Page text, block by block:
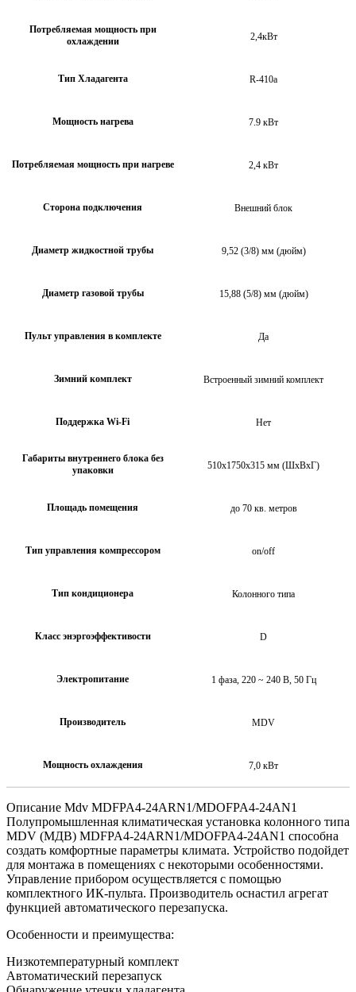
Потребляемая мощность при
охлаждении
2,4кВт
Тип Хладагента R-410a
Мощность нагрева 7.9 кВт
Потребляемая мощность при нагреве 2,4 кВт
Сторона подключения Внешний блок
Диаметр жидкостной трубы 9,52 (3/8) мм (дюйм)
Диаметр газовой трубы 15,88 (5/8) мм (дюйм)
Пульт управления в комплекте Да
Зимний комплект Встроенный зимний комплект
Поддержка Wi-Fi Нет
Габариты внутреннего блока без
упаковки
510х1750х315 мм (ШхВхГ)
Площадь помещения до 70 кв. метров
Тип управления компрессором on/off
Тип кондиционера Колонного типа
Класс энэргоэффективости D
Электропитание 1 фаза, 220 ~ 240 В, 50 Гц
Производитель MDV
Мощность охлаждения 7,0 кВт
Описание Mdv MDFPA4-24ARN1/MDOFPA4-24AN1
Полупромышленная климатическая установка колонного типа
MDV (МДВ) MDFPA4-24ARN1/MDOFPA4-24AN1 способна
создать комфортные параметры климата. Устройство подойдет
для монтажа в помещениях с некоторыми особенностями.
Управление прибором осуществляется с помощью
комплектного ИК-пульта. Производитель оснастил агрегат
функцией автоматического перезапуска.
Особенности и преимущества:
Низкотемпературный комплект
Автоматический перезапуск